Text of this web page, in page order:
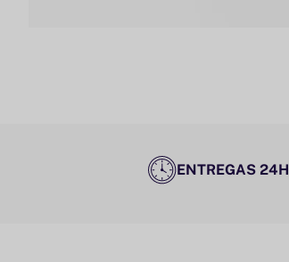
ENTREGAS 24H